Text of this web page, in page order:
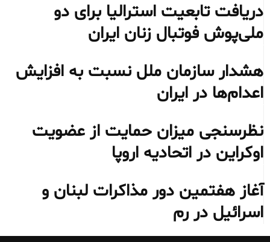
دریافت تابعیت استرالیا برای دو
ملی‌پوش فوتبال زنان ایران
هشدار سازمان ملل نسبت به افزایش
اعدام‌ها در ایران
نظرسنجی میزان حمایت از عضویت
اوکراین در اتحادیه اروپا
آغاز هفتمین دور مذاکرات لبنان و
اسرائیل در رم